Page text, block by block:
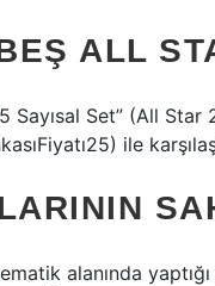
ALL
Sayısal Set” (All Star
ile
alanında